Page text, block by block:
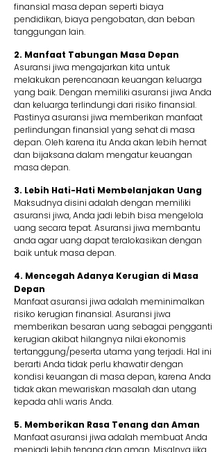
finansial masa depan seperti biaya
pendidikan, biaya pengobatan, dan beban
tanggungan lain.
2. Manfaat Tabungan Masa Depan
Asuransi jiwa mengajarkan kita untuk
melakukan perencanaan keuangan keluarga
yang baik. Dengan memiliki asuransi jiwa Anda
dan keluarga terlindungi dari risiko finansial.
Pastinya asuransi jiwa memberikan manfaat
perlindungan finansial yang sehat di masa
depan. Oleh karena itu Anda akan lebih hemat
dan bijaksana dalam mengatur keuangan
masa depan.
3. Lebih Hati-Hati Membelanjakan Uang
Maksudnya disini adalah dengan memiliki
asuransi jiwa, Anda jadi lebih bisa mengelola
uang secara tepat. Asuransi jiwa membantu
anda agar uang dapat teralokasikan dengan
baik untuk masa depan.
4. Mencegah Adanya Kerugian di Masa
Depan
Manfaat asuransi jiwa adalah meminimalkan
risiko kerugian finansial. Asuransi jiwa
memberikan besaran uang sebagai pengganti
kerugian akibat hilangnya nilai ekonomis
tertanggung/peserta utama yang terjadi. Hal ini
berarti Anda tidak perlu khawatir dengan
kondisi keuangan di masa depan, karena Anda
tidak akan mewariskan masalah dan utang
kepada ahli waris Anda.
5. Memberikan Rasa Tenang dan Aman
Manfaat asuransi jiwa adalah membuat Anda
menjadi lebih tenang dan aman. Misalnya jika